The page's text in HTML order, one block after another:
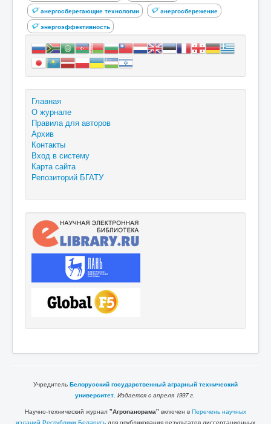
энергосберегающие технологии
энергосбережение
энергоэффективность
Главная
О журнале
Правила для авторов
Архив
Контакты
Вход в систему
Карта сайта
Репозиторий БГАТУ
Учредитель Белорусский государственный аграрный технический
университет. Издается с апреля 1997 г.
Научно-технический журнал "Агропанорама" включен в Перечень научных
изданий Республики Беларусь для опубликования результатов диссертационных